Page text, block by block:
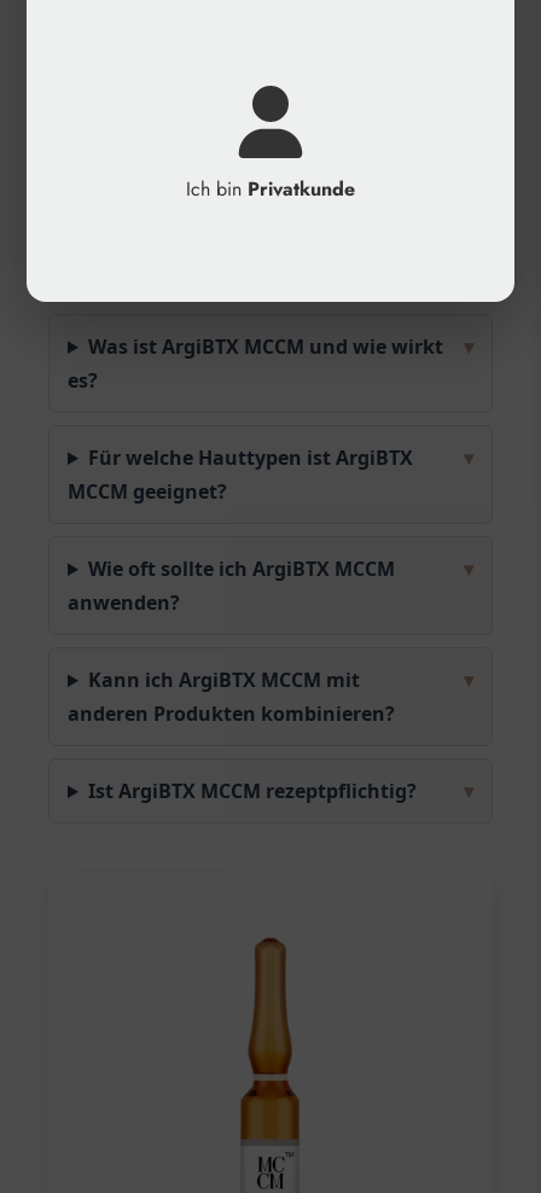
Anwendungsbereich: Gesicht (Anti-Aging,
Faltenreduktion)
▾
Was ist ArgiBTX MCCM und wie wirkt
es?
▾
Für welche Hauttypen ist ArgiBTX
MCCM geeignet?
▾
Wie oft sollte ich ArgiBTX MCCM
anwenden?
▾
Kann ich ArgiBTX MCCM mit
anderen Produkten kombinieren?
▾
Ist ArgiBTX MCCM rezeptpflichtig?
Ich bin Privatkunde